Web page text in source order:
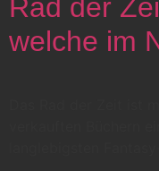
Rad der
welche im